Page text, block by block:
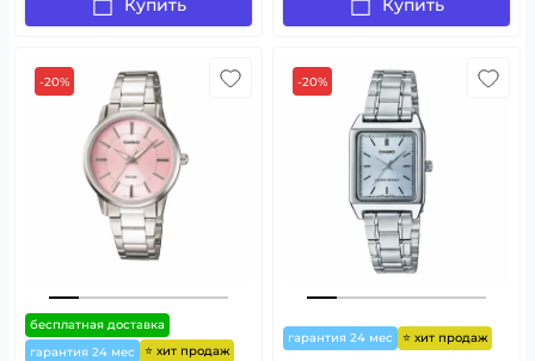
Купить Купить
-20%
бесплатная доставка
гарантия 24 мес
⭐ хит продаж
-20%
гарантия 24 мес ⭐ хит продаж